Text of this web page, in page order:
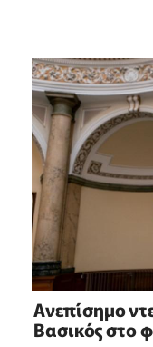
Ανεπίσημο
Βασικός στο